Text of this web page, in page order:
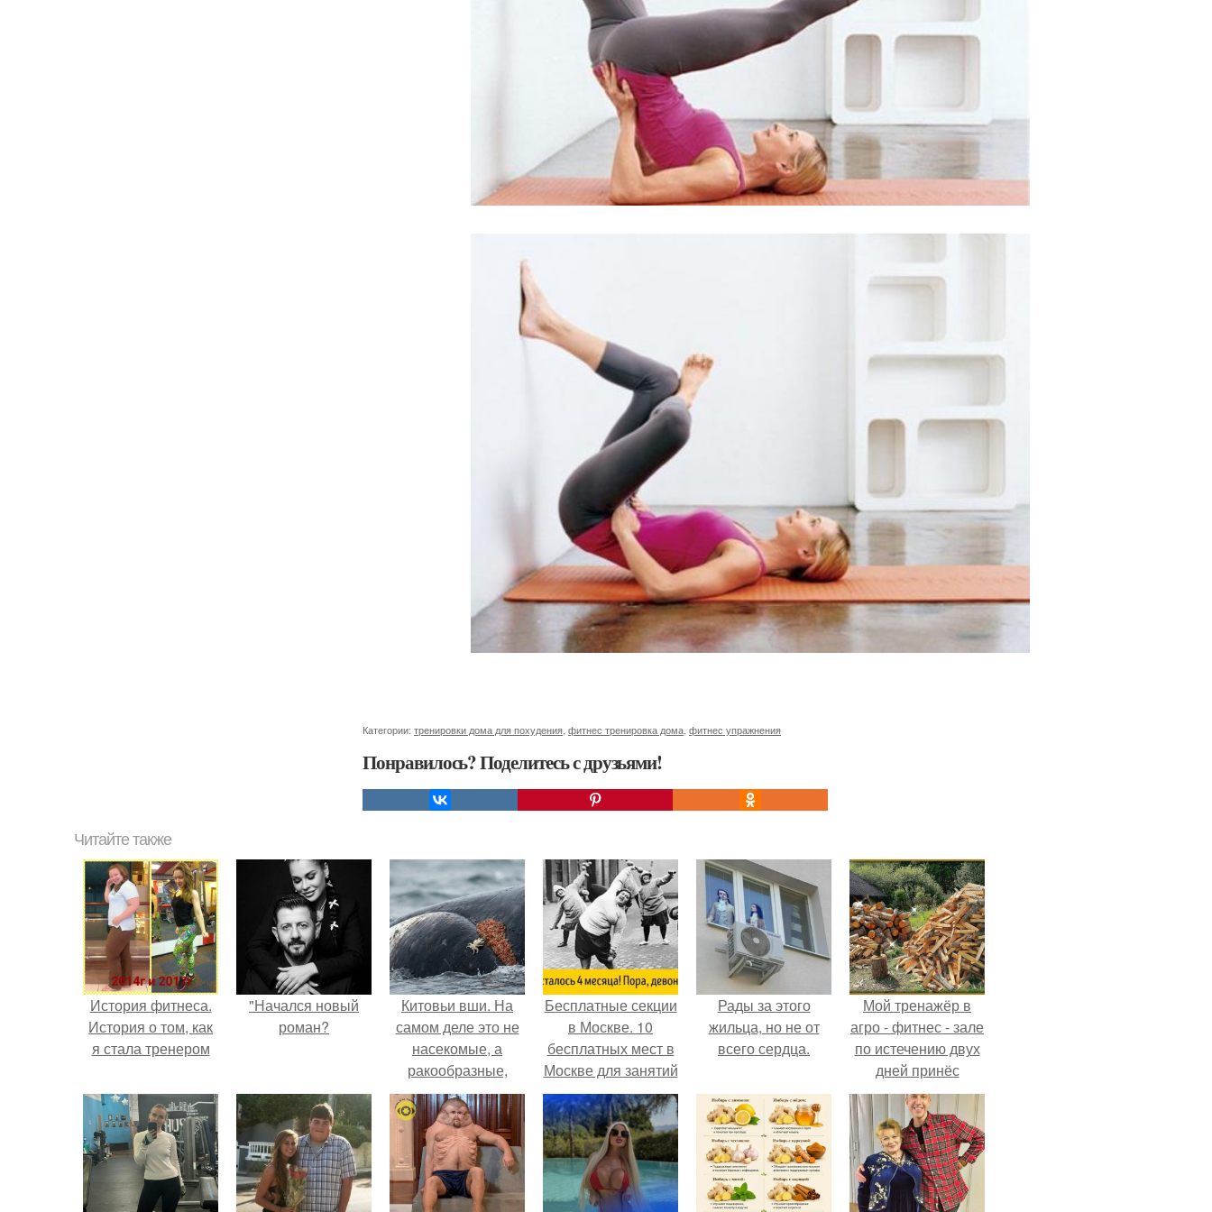
Категории: тренировки дома для похудения фитнес тренировка дома фитнес упражнения
Понравилось? Поделитесь с друзьями!
Читайте также
История фитнеса.
История о том, как
я стала тренером
"Начался новый
роман?
Китовьи вши. На
самом деле это не
насекомые, а
ракообразные,
относящиеся к
бокоплавам.
Бесплатные секции
в Москве. 10
бесплатных мест в
Москве для занятий
спортом.
Рады за этого
жильца, но не от
всего сердца.
Мой тренажёр в
агро - фитнес - зале
по истечению двух
дней принёс
ощутимый
результат.